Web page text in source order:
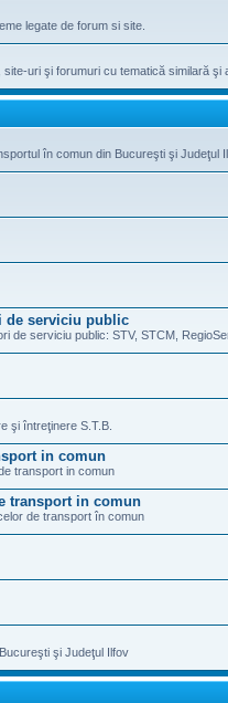
legate de forum si site.
uri şi forumuri cu tematică similară şi
în comun din Bucureşti şi Judeţul
de serviciu public
de serviciu public: STV, STCM,
şi întreţinere S.T.B.
in comun
transport in comun
transport in comun
de transport în comun
şi Judeţul Ilfov